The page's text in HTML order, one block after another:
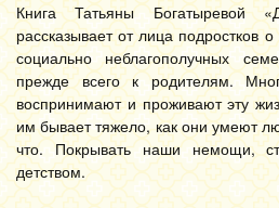
Книга Татьяны Богатыревой
рассказывает от лица подростков
социально неблагополучных
прежде всего к родителям.
воспринимают и проживают эту
им бывает тяжело, как они умеют
что. Покрывать наши немощи,
детством.